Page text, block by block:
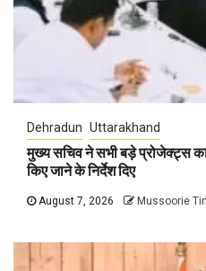
Dehradun Uttarakhand
मुख्य सचिव ने सभी बड़े प्रोजेक्ट्स का
किए जाने के निर्देश दिए
August 7, 2026 Mussoorie